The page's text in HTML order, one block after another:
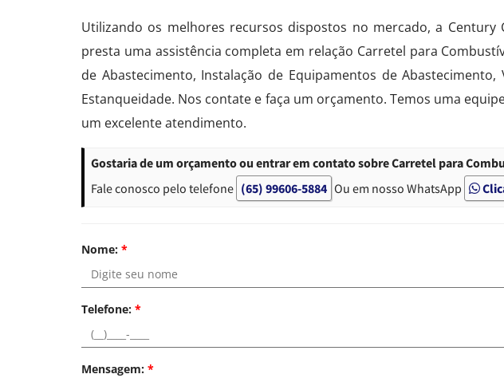
Utilizando os melhores recursos dispostos no mercado, a
presta uma assistência completa em relação Carretel para
de Abastecimento, Instalação de Equipamentos de
Estanqueidade. Nos contate e faça um orçamento. Temos uma
um excelente atendimento.
Gostaria de um orçamento ou entrar em contato sobre Carretel para
Fale conosco pelo telefone (65) 99606-5884 Ou em nosso WhatsApp
Nome: *
Telefone: *
Mensagem: *